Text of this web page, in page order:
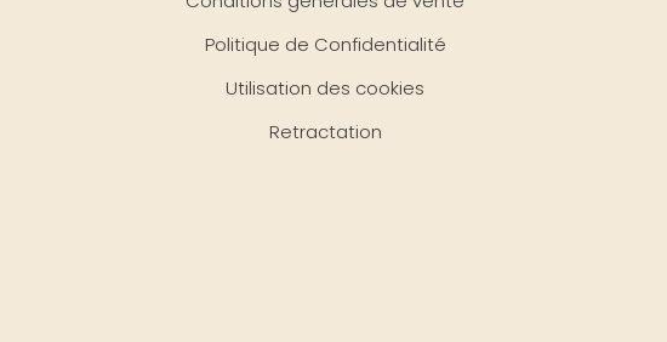
Politique de Confidentialité
Utilisation des cookies
Retractation